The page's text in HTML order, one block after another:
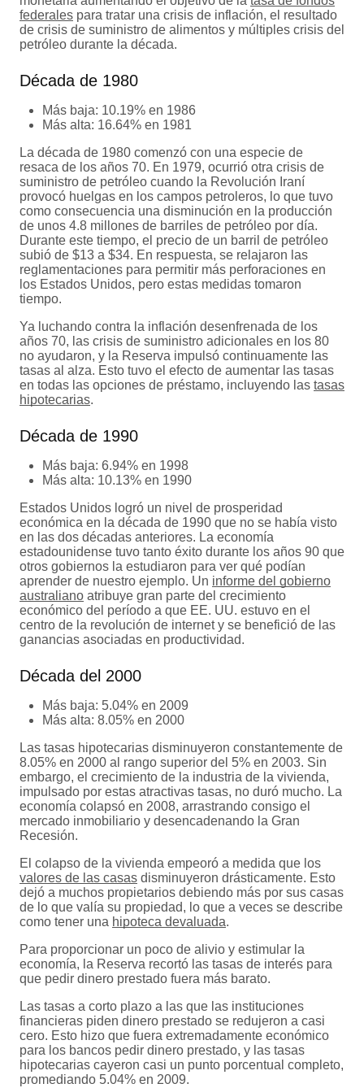
federales para tratar una crisis de inflación, el resultado
de crisis de suministro de alimentos y múltiples crisis del
petróleo durante la década.
Década de 1980
Más baja: 10.19% en 1986
Más alta: 16.64% en 1981
La década de 1980 comenzó con una especie de
resaca de los años 70. En 1979, ocurrió otra crisis de
suministro de petróleo cuando la Revolución Iraní
provocó huelgas en los campos petroleros, lo que tuvo
como consecuencia una disminución en la producción
de unos 4.8 millones de barriles de petróleo por día.
Durante este tiempo, el precio de un barril de petróleo
subió de $13 a $34. En respuesta, se relajaron las
reglamentaciones para permitir más perforaciones en
los Estados Unidos, pero estas medidas tomaron
tiempo.
Ya luchando contra la inflación desenfrenada de los
años 70, las crisis de suministro adicionales en los 80
no ayudaron, y la Reserva impulsó continuamente las
tasas al alza. Esto tuvo el efecto de aumentar las tasas
en todas las opciones de préstamo, incluyendo las tasas
hipotecarias.
Década de 1990
Más baja: 6.94% en 1998
Más alta: 10.13% en 1990
Estados Unidos logró un nivel de prosperidad
económica en la década de 1990 que no se había visto
en las dos décadas anteriores. La economía
estadounidense tuvo tanto éxito durante los años 90 que
otros gobiernos la estudiaron para ver qué podían
aprender de nuestro ejemplo. Un informe del gobierno
australiano atribuye gran parte del crecimiento
económico del período a que EE. UU. estuvo en el
centro de la revolución de internet y se benefició de las
ganancias asociadas en productividad.
Década del 2000
Más baja: 5.04% en 2009
Más alta: 8.05% en 2000
Las tasas hipotecarias disminuyeron constantemente de
8.05% en 2000 al rango superior del 5% en 2003. Sin
embargo, el crecimiento de la industria de la vivienda,
impulsado por estas atractivas tasas, no duró mucho. La
economía colapsó en 2008, arrastrando consigo el
mercado inmobiliario y desencadenando la Gran
Recesión.
El colapso de la vivienda empeoró a medida que los
valores de las casas disminuyeron drásticamente. Esto
dejó a muchos propietarios debiendo más por sus casas
de lo que valía su propiedad, lo que a veces se describe
como tener una hipoteca devaluada.
Para proporcionar un poco de alivio y estimular la
economía, la Reserva recortó las tasas de interés para
que pedir dinero prestado fuera más barato.
Las tasas a corto plazo a las que las instituciones
financieras piden dinero prestado se redujeron a casi
cero. Esto hizo que fuera extremadamente económico
para los bancos pedir dinero prestado, y las tasas
hipotecarias cayeron casi un punto porcentual completo,
promediando 5.04% en 2009.